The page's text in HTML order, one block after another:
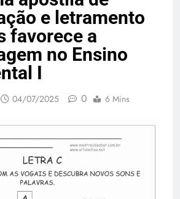
e letramento
favorece a
no Ensino
I
04/07/2025 0 6 Mins